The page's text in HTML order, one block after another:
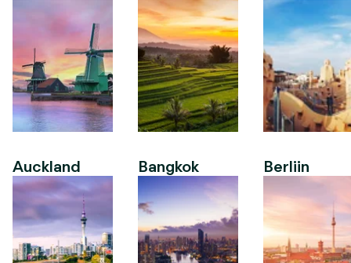
Auckland Bangkok Berliin